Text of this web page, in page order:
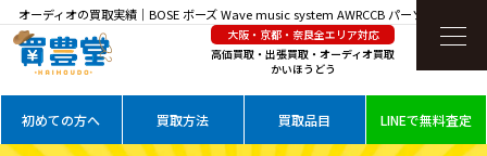
オーディオの買取実績｜BOSE ボーズ Wave music system AWRCCB パーソナルオーデ
ィオシステムを高価買取
大阪・京都・奈良全エリア対応
高価買取・出張買取・オーディオ買取
かいほうどう
初めての方へ 買取方法 買取品目 LINEで無料査定